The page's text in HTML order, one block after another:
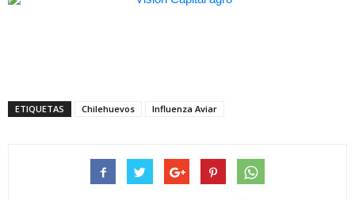
ETIQUETAS Chilehuevos Influenza Aviar